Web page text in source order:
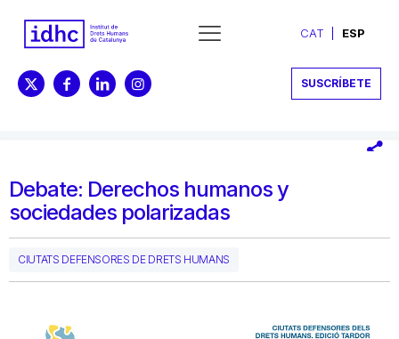
CAT ESP
SUSCRÍBETE
Debate: Derechos humanos y
sociedades polarizadas
CIUTATS DEFENSORES DE DRETS HUMANS